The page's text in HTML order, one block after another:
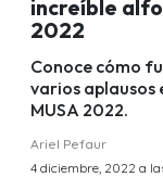
increíble
2022
Conoce cómo
varios aplausos
MUSA 2022.
Ariel Pefaur
4 diciembre, 2022 a